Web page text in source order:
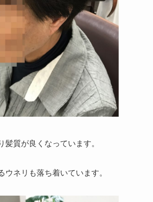
髪質が良くなっています。
ウネリも落ち着いています。